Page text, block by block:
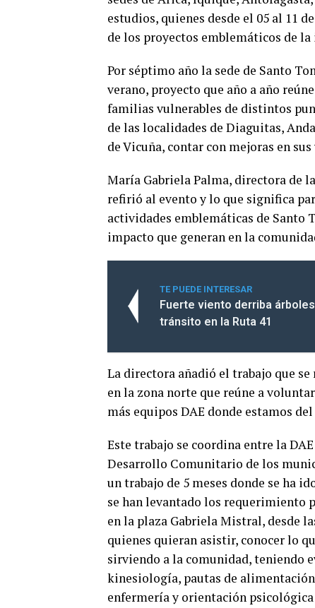
estudios, quienes desde el 05 al 11
de los proyectos emblemáticos de
Por séptimo año la sede de Santo
verano, proyecto que año a año
familias vulnerables de distintos
de las localidades de Diaguitas,
de Vicuña, contar con mejoras en
María Gabriela Palma, directora de
refirió al evento y lo que significa
actividades emblemáticas de Santo
impacto que generan en la
TE PUEDE INTERESAR
Fuerte viento derriba
tránsito en la Ruta 41
La directora añadió el trabajo que
en la zona norte que reúne a
más equipos DAE donde estamos
Este trabajo se coordina entre la
Desarrollo Comunitario de los
un trabajo de 5 meses donde se ha
se han levantado los requerimiento
en la plaza Gabriela Mistral, desde
quienes quieran asistir, conocer lo
sirviendo a la comunidad, teniendo
kinesiología, pautas de
enfermería y orientación